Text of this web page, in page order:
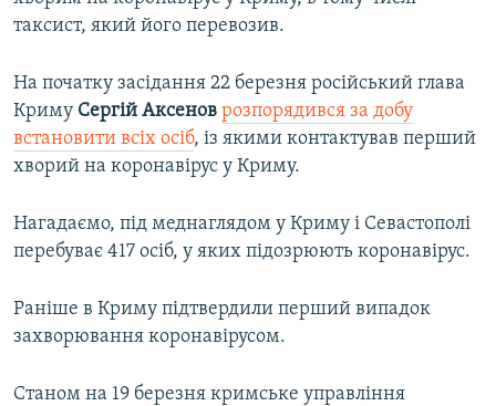
таксист, який його перевозив.
На початку засідання 22 березня російський глава
Криму Сергій Аксенов розпорядився за добу
встановити всіх осіб, із якими контактував перший
хворий на коронавірус у Криму.
Нагадаємо, під меднаглядом у Криму і Севастополі
перебуває 417 осіб, у яких підозрюють коронавірус.
Раніше в Криму підтвердили перший випадок
захворювання коронавірусом.
Станом на 19 березня кримське управління